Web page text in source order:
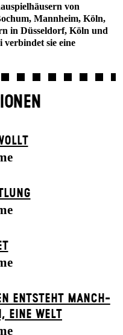
von
Mannheim, Köln,
in Düsseldorf, Köln und
sie eine
ENT­STEHT MANCH­
EINE WELT